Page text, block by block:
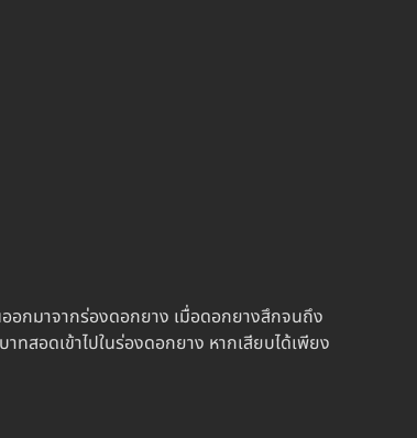
อกมาจากร่องดอกยาง เมื่อดอกยางสึกจนถึง
ทสอดเข้าไปในร่องดอกยาง หากเสียบได้เพียง